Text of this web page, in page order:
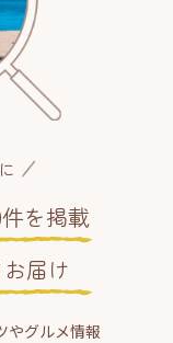
を掲載
届け
やグルメ情報